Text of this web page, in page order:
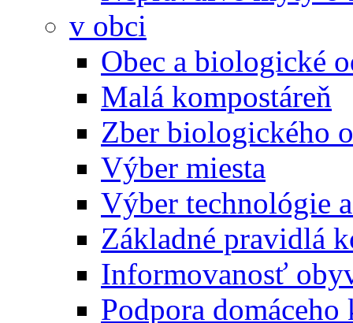
v obci
Obec a biologické
Malá kompostáreň
Zber biologického
Výber miesta
Výber technológie
Základné pravidlá
Informovanosť
Podpora